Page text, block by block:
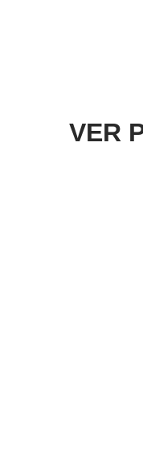
VER